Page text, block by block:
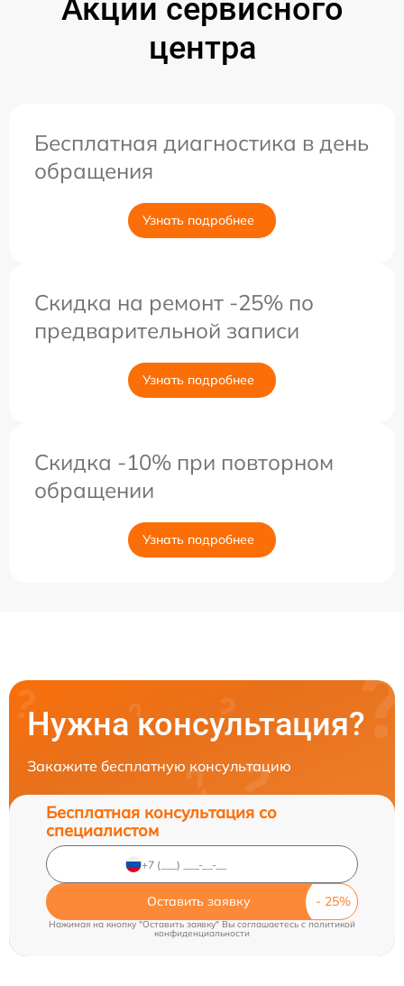
Акции сервисного
центра
Бесплатная диагностика в день
обращения
Узнать подробнее
Скидка на ремонт -25% по
предварительной записи
Узнать подробнее
Скидка -10% при повторном
обращении
Узнать подробнее
Нужна консультация?
Закажите бесплатную консультацию
Бесплатная консультация со
специалистом
Оставить заявку
Нажимая на кнопку "Оставить заявку" Вы соглашаетесь cполитикой
конфиденциальности